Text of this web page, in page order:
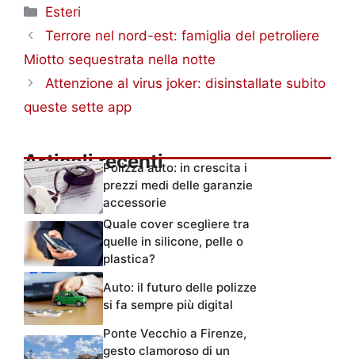
Categorie
Esteri
Terrore nel nord-est: famiglia del petroliere
Miotto sequestrata nella notte
Attenzione al virus joker: disinstallate subito
queste sette app
Articoli recentiPolizza auto: in crescita i
prezzi medi delle garanzie
accessorie
Quale cover scegliere tra
quelle in silicone, pelle o
plastica?
Auto: il futuro delle polizze
si fa sempre più digital
Ponte Vecchio a Firenze,
gesto clamoroso di un